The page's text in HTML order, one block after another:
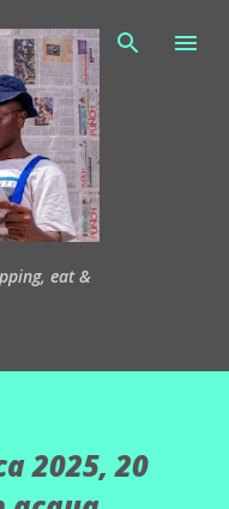
eat &
2025, 20